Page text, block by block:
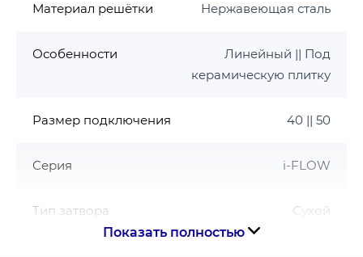
Материал решётки Нержавеющая сталь
Особенности
Линейный || Под
керамическую плитку
Размер подключения 40 || 50
Серия i-FLOW
Тип затвора Сухой
Показать полностью